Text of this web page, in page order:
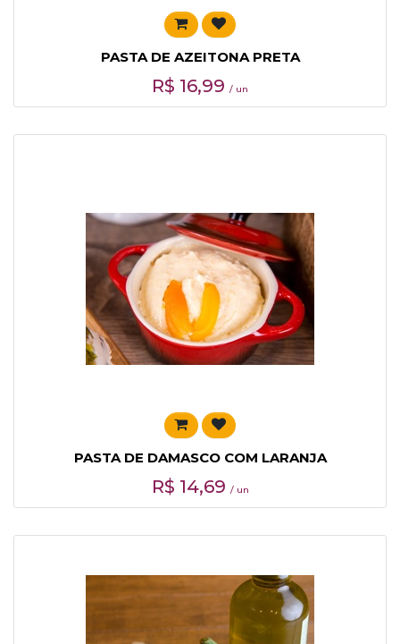
PASTA DE AZEITONA PRETA
R$ 16,99 / un
PASTA DE DAMASCO COM LARANJA
R$ 14,69 / un